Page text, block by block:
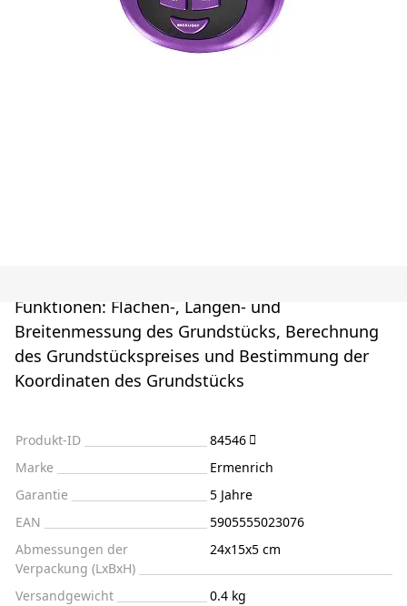
Funktionen: Flächen-, Längen- und
Breitenmessung des Grundstücks, Berechnung
des Grundstückspreises und Bestimmung der
Koordinaten des Grundstücks
Produkt-ID
84546
Marke
Ermenrich
Garantie
5 Jahre
EAN
5905555023076
Abmessungen der
Verpackung (LxBxH)
24x15x5 cm
Versandgewicht 0.4 kg